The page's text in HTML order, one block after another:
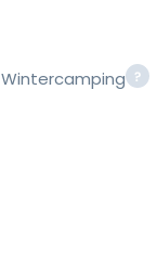
Wintercamping